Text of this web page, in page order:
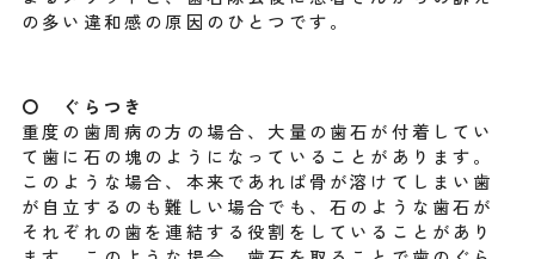
の多い違和感の原因のひとつです。
〇 ぐらつき
重度の歯周病の方の場合、大量の歯石が付着してい
て歯に石の塊のようになっていることがあります。
このような場合、本来であれば骨が溶けてしまい歯
が自立するのも難しい場合でも、石のような歯石が
それぞれの歯を連結する役割をしていることがあり